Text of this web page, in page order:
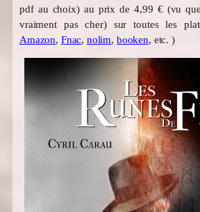
pdf au choix) au prix de 4,99 € (vu que
vraiment pas cher) sur toutes les
Amazon, Fnac, nolim, booken, etc. )